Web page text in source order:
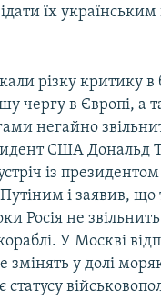
їх
різку критику в
чергу в Європі, а
негайно
США Дональд
із президентом
і заявив, що
Росія не
У Москві
змінять у долі
статусу